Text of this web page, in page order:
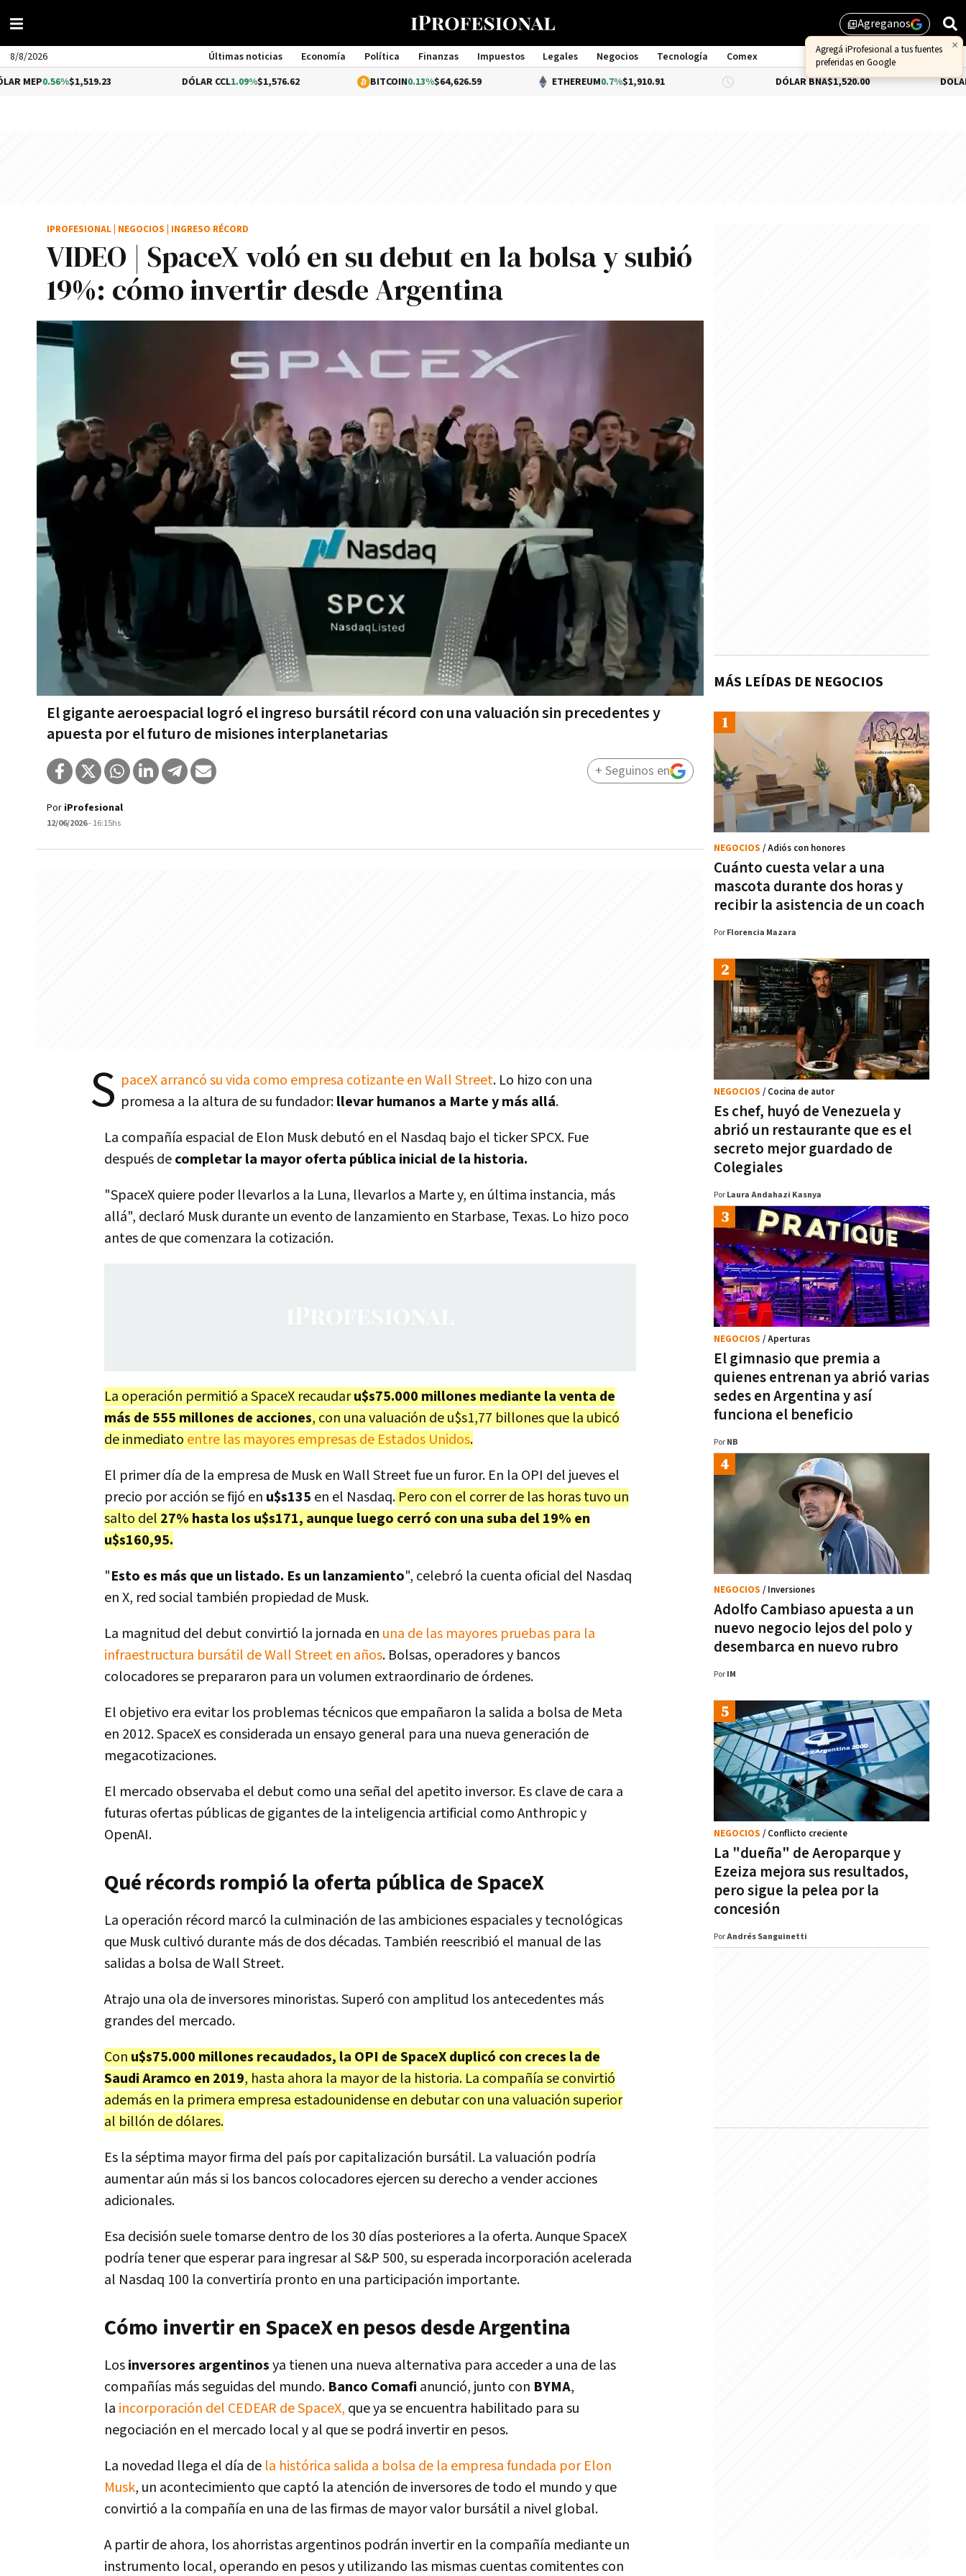
library_addAgreganos
8/8/2026 Últimas noticias Economía Política Finanzas Impuestos Legales Negocios Tecnología
Comex
Management
$1,519.23 DÓLAR CCL1.09%$1,576.62 BITCOIN0.13%$64,626.59 ETHEREUM0.7%$1,910.91 DÓLAR BNA$1,520.00 DÓLAR BLUE-
VIDEO | SpaceX voló en su debut en la bolsa y subió
19%: cómo invertir desde Argentina
El gigante aeroespacial logró el ingreso bursátil récord con una valuación sin precedentes y
apuesta por el futuro de misiones interplanetarias
IPROFESIONAL NEGOCIOS INGRESO RÉCORD
Por iProfesional
12/06/2026- 16:15hs
+ Seguinos en
S paceX arrancó su vida como empresa cotizante en Wall Street. Lo hizo con una
promesa a la altura de su fundador:llevar humanos a Marte y más allá.
La compañía espacial de Elon Musk debutó en el Nasdaq bajo el ticker SPCX. Fue
después decompletar la mayor oferta pública inicial de la historia.
"SpaceX quiere poder llevarlos a la Luna, llevarlos a Marte y, en última instancia, más
allá", declaró Musk durante un evento de lanzamiento en Starbase, Texas. Lo hizo poco
antes de que comenzara la cotización.
La operación permitió a SpaceX recaudaru$s75.000 millones mediante la venta de
más de 555 millones de acciones, con una valuación de u$s1,77 billones que la ubicó
de inmediato entre las mayores empresas de Estados Unidos.
El primer día de la empresa de Musk en Wall Street fue un furor. En la OPI del jueves el
precio por acción se fijó en u$s135 en el Nasdaq. Pero con el correr de las horas tuvo un
salto del 27% hasta los u$s171, aunque luego cerró con una suba del 19% en
u$s160,95.
"Esto es más que un listado. Es un lanzamiento", celebró la cuenta oficial del Nasdaq
en X, red social también propiedad de Musk.
La magnitud del debut convirtió la jornada en una de las mayores pruebas para la
infraestructura bursátil de Wall Street en años. Bolsas, operadores y bancos
colocadores se prepararon para un volumen extraordinario de órdenes.
El objetivo era evitar los problemas técnicos que empañaron la salida a bolsa de Meta
en 2012. SpaceX es considerada un ensayo general para una nueva generación de
megacotizaciones.
El mercado observaba el debut como una señal del apetito inversor. Es clave de cara a
futuras ofertas públicas de gigantes de la inteligencia artificial como Anthropic y
OpenAI.
Qué récords rompió la oferta pública de SpaceX
La operación récord marcó la culminación de las ambiciones espaciales y tecnológicas
que Musk cultivó durante más de dos décadas. También reescribió el manual de las
salidas a bolsa de Wall Street.
Atrajo una ola de inversores minoristas. Superó con amplitud los antecedentes más
grandes del mercado.
Con u$s75.000 millones recaudados, la OPI de SpaceX duplicó con creces la de
Saudi Aramco en 2019, hasta ahora la mayor de la historia. La compañía se convirtió
además en la primera empresa estadounidense en debutar con una valuación superior
al billón de dólares.
Es la séptima mayor firma del país por capitalización bursátil. La valuación podría
aumentar aún más si los bancos colocadores ejercen su derecho a vender acciones
adicionales.
Esa decisión suele tomarse dentro de los 30 días posteriores a la oferta. Aunque SpaceX
podría tener que esperar para ingresar al S&P 500, su esperada incorporación acelerada
al Nasdaq 100 la convertiría pronto en una participación importante.
Cómo invertir en SpaceX en pesos desde Argentina
Losinversores argentinosya tienen una nueva alternativa para acceder a una de las
compañías más seguidas del mundo. Banco Comafi anunció, junto con BYMA,
la incorporación del CEDEAR de SpaceX, que ya se encuentra habilitado para su
negociación en el mercado local y al que se podrá invertir en pesos.
La novedad llega el día de la histórica salida a bolsa de la empresa fundada por Elon
Musk, un acontecimiento que captó la atención de inversores de todo el mundo y que
convirtió a la compañía en una de las firmas de mayor valor bursátil a nivel global.
A partir de ahora, los ahorristas argentinos podrán invertir en la compañía mediante un
instrumento local, operando en pesos y utilizando las mismas cuentas comitentescon
MÁS LEÍDAS DE NEGOCIOS
Cuánto cuesta velar a una
mascota durante dos horas y
recibir la asistencia de un coach
NEGOCIOS / Adiós con honores
Por Florencia Mazara
Es chef, huyó de Venezuela y
abrió un restaurante que es el
secreto mejor guardado de
Colegiales
NEGOCIOS / Cocina de autor
Por Laura Andahazi Kasnya
El gimnasio que premia a
quienes entrenan ya abrió varias
sedes en Argentina y así
funciona el beneficio
NEGOCIOS / Aperturas
Por NB
Adolfo Cambiaso apuesta a un
nuevo negocio lejos del polo y
desembarca en nuevo rubro
NEGOCIOS / Inversiones
Por IM
La "dueña" de Aeroparque y
Ezeiza mejora sus resultados,
pero sigue la pelea por la
concesión
NEGOCIOS / Conflicto creciente
PorAndrés Sanguinetti